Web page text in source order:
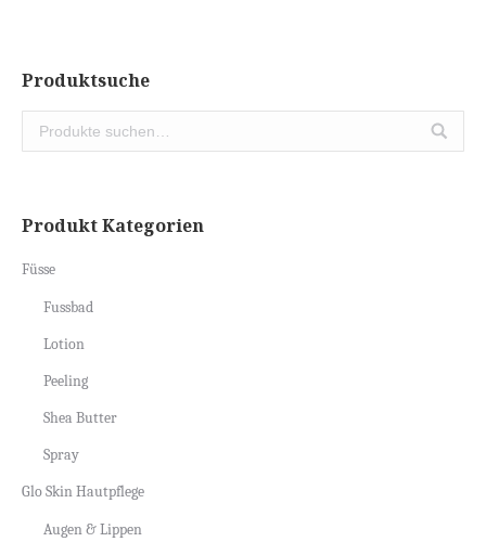
Produktsuche
Produkt Kategorien
Füsse
Fussbad
Lotion
Peeling
Shea Butter
Spray
Glo Skin Hautpflege
Augen & Lippen